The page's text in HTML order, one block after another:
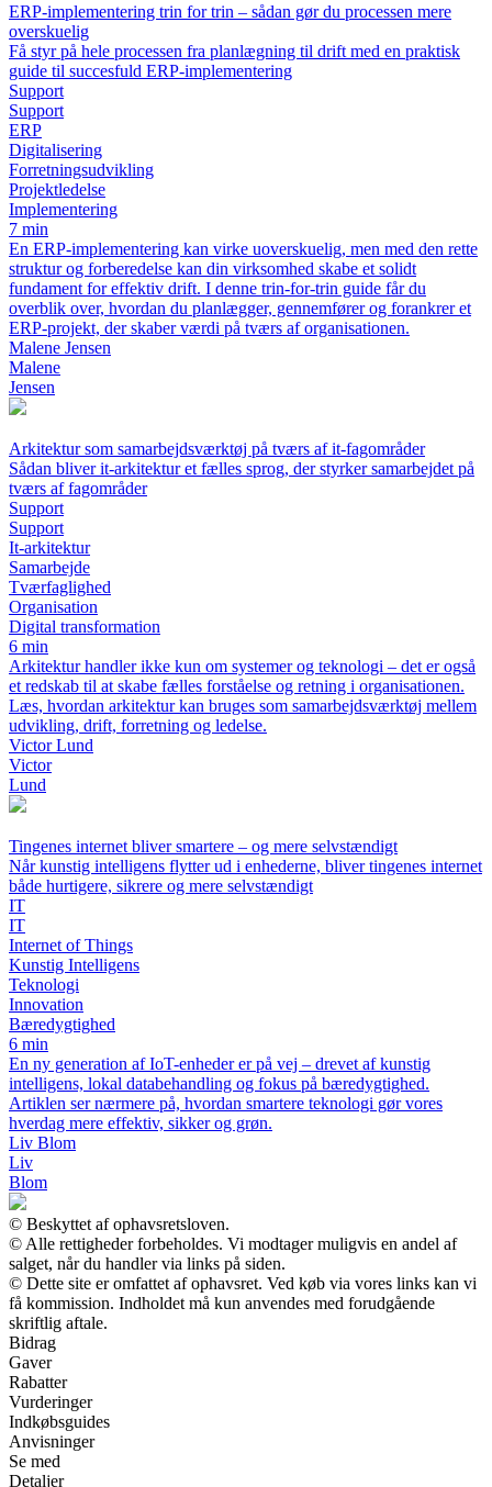
ERP-implementering trin for trin – sådan gør du processen mere
overskuelig
Få styr på hele processen fra planlægning til drift med en praktisk
guide til succesfuld ERP-implementering
Support
Support
ERP
Digitalisering
Forretningsudvikling
Projektledelse
Implementering
7 min
En ERP-implementering kan virke uoverskuelig, men med den rette
struktur og forberedelse kan din virksomhed skabe et solidt
fundament for effektiv drift. I denne trin-for-trin guide får du
overblik over, hvordan du planlægger, gennemfører og forankrer et
ERP-projekt, der skaber værdi på tværs af organisationen.
Malene Jensen
Malene
Jensen
Arkitektur som samarbejdsværktøj på tværs af it-fagområder
Sådan bliver it-arkitektur et fælles sprog, der styrker samarbejdet på
tværs af fagområder
Support
Support
It-arkitektur
Samarbejde
Tværfaglighed
Organisation
Digital transformation
6 min
Arkitektur handler ikke kun om systemer og teknologi – det er også
et redskab til at skabe fælles forståelse og retning i organisationen.
Læs, hvordan arkitektur kan bruges som samarbejdsværktøj mellem
udvikling, drift, forretning og ledelse.
Victor Lund
Victor
Lund
Tingenes internet bliver smartere – og mere selvstændigt
Når kunstig intelligens flytter ud i enhederne, bliver tingenes internet
både hurtigere, sikrere og mere selvstændigt
IT
IT
Internet of Things
Kunstig Intelligens
Teknologi
Innovation
Bæredygtighed
6 min
En ny generation af IoT-enheder er på vej – drevet af kunstig
intelligens, lokal databehandling og fokus på bæredygtighed.
Artiklen ser nærmere på, hvordan smartere teknologi gør vores
hverdag mere effektiv, sikker og grøn.
Liv Blom
Liv
Blom
© Beskyttet af ophavsretsloven.
© Alle rettigheder forbeholdes. Vi modtager muligvis en andel af
salget, når du handler via links på siden.
© Dette site er omfattet af ophavsret. Ved køb via vores links kan vi
få kommission. Indholdet må kun anvendes med forudgående
skriftlig aftale.
Bidrag
Gaver
Rabatter
Vurderinger
Indkøbsguides
Anvisninger
Se med
Detaljer